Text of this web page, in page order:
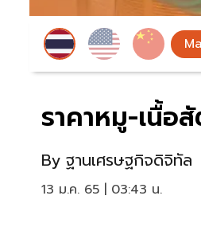
ราคาหมู-เนื้อ
By ฐานเศรษฐกิจดิจิทัล
13 ม.ค. 65 | 03:43 น.